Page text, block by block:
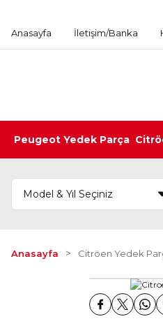
Anasayfa İletişim/Banka
Peugeot Yedek Parça
Anasayfa Citröen Yedek